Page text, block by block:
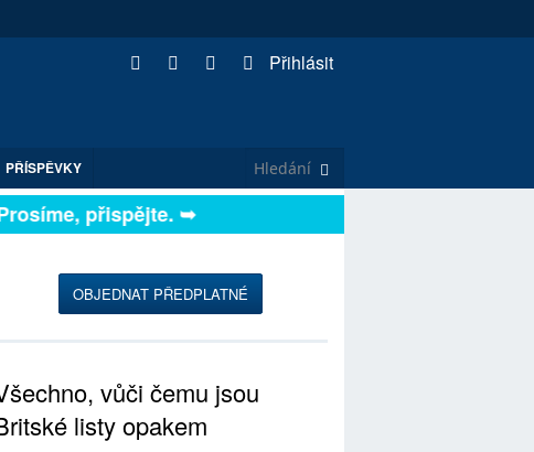
Přihlásit
PŘÍSPĚVKY
přispějte. ➥
OBJEDNAT PŘEDPLATNÉ
vůči čemu jsou
listy opakem